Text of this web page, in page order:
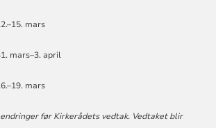
mars
mars–3. april
mars
før Kirkerådets vedtak. Vedtaket blir